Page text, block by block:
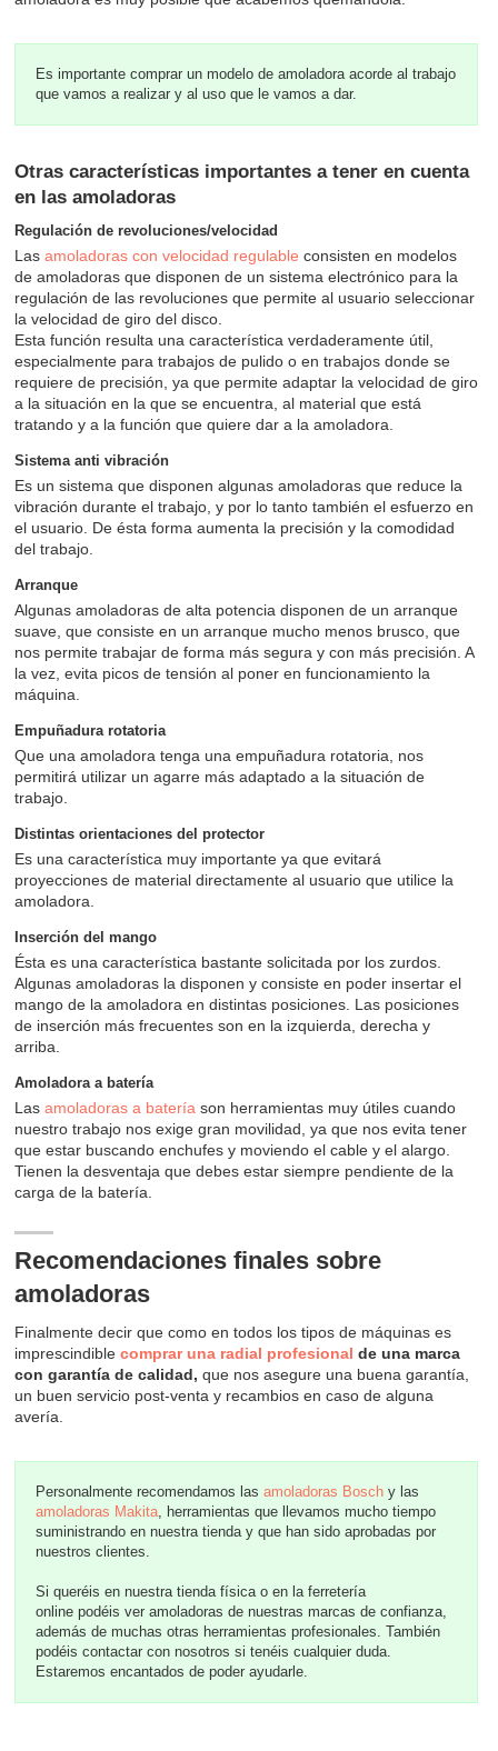
Es importante comprar un modelo de amoladora acorde al trabajo
que vamos a realizar y al uso que le vamos a dar.
Otras características importantes a tener en cuenta
en las amoladoras
Regulación de revoluciones/velocidad
Lasamoladoras con velocidad regulable consisten en modelos
de amoladoras que disponen de un sistema electrónico para la
regulación de las revoluciones que permite al usuario seleccionar
la velocidad de giro del disco.
Esta función resulta una característica verdaderamente útil,
especialmente para trabajos de pulido o en trabajos donde se
requiere de precisión, ya que permite adaptar la velocidad de giro
a la situación en la que se encuentra, al material que está
tratando y a la función que quiere dar a la amoladora.
Sistema anti vibración
Es un sistema que disponen algunas amoladoras que reduce la
vibración durante el trabajo, y por lo tanto también el esfuerzo en
el usuario. De ésta forma aumenta la precisión y la comodidad
del trabajo.
Arranque
Algunas amoladoras de alta potencia disponen de un arranque
suave, que consiste en un arranque mucho menos brusco, que
nos permite trabajar de forma más segura y con más precisión. A
la vez, evita picos de tensión al poner en funcionamiento la
máquina.
Empuñadura rotatoria
Que una amoladora tenga una empuñadura rotatoria, nos
permitirá utilizar un agarre más adaptado a la situación de
trabajo.
Distintas orientaciones del protector
Es una característica muy importante ya que evitará
proyecciones de material directamente al usuario que utilice la
amoladora.
Inserción del mango
Ésta es una característica bastante solicitada por los zurdos.
Algunas amoladoras la disponen y consiste en poder insertar el
mango de la amoladora en distintas posiciones. Las posiciones
de inserción más frecuentes son en la izquierda, derecha y
arriba.
Amoladora a batería
Lasamoladoras a batería son herramientas muy útiles cuando
nuestro trabajo nos exige gran movilidad, ya que nos evita tener
que estar buscando enchufes y moviendo el cable y el alargo.
Tienen la desventaja que debes estar siempre pendiente de la
carga de la batería.
Recomendaciones finales sobre
amoladoras
Finalmente decir que como en todos los tipos de máquinas es
imprescindiblecomprar una radial profesional de una marca
con garantía de calidad, que nos asegure una buena garantía,
un buen servicio post-venta y recambios en caso de alguna
avería.
Personalmente recomendamos lasamoladoras Bosch y las
amoladoras Makita, herramientas que llevamos mucho tiempo
suministrando en nuestra tienda y que han sido aprobadas por
nuestros clientes.
Si queréis en nuestra tienda física o en la ferretería
online podéis ver amoladoras de nuestras marcas de confianza,
además de muchas otras herramientas profesionales. También
podéis contactar con nosotros si tenéis cualquier duda.
Estaremos encantados de poder ayudarle.